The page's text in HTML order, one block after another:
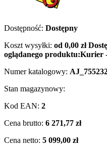
Dostępność: Dostępny
Koszt wysyłki: od 0,00 zł
oglądanego produktu:Kurier -
Numer katalogowy:
Stan magazynowy:
Kod EAN: 2
Cena brutto: 6 271,77 zł
Cena netto: 5 099,00 zł